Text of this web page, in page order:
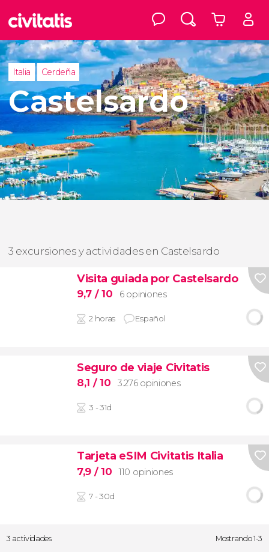
Italia Cerdeña
Castelsardo
3 excursiones y actividades en Castelsardo
Visita guiada por Castelsardo
9,7 / 10 6 opiniones
2 horas Español
Seguro de viaje Civitatis
8,1 / 10 3.276 opiniones
3 - 31d
Tarjeta eSIM Civitatis Italia
7,9 / 10 110 opiniones
7 - 30d
3 actividades Mostrando 1-3